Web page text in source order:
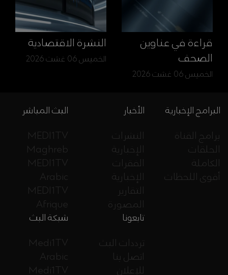
قراءة في عناوين
الصحف
الخميس 06 غشت 2026
النشرة الاقتصادية
الخميس 06 غشت 2026
البث المباشر
MEDI1TV
Maghreb
MEDI1TV
Arabic
MEDI1TV
Afrique
الأخبار
النشرات
الإخبارية
الفقرات
الإخبارية
التقارير
المصورة
البرامج الإخبارية
برامج القناة
الحلقات
الكاملة
أقوى اللحظات
شبكة البث
Medi1TV
Arabic
Medi1TV
تابعونا
ترددات البث
اتصل بنا
للإعلان